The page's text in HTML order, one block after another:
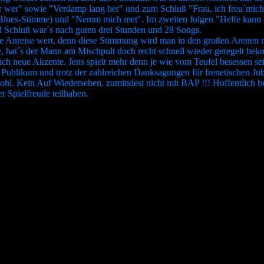
sowie "Verdamp lang her" und zum Schluß "Frau, ich
Stimme) und "Nemm mich met". Im zweiten folgen "Helfe
war´s nach guten drei Stunden und 28 Songs.
wert, denn diese Stimmung wird man in den großen
hat´s der Mann am Mischpult doch recht schnell wieder geregelt
neue Akzente. Jens spielt mehr denn je wie vom Teufel besessen
und trotz der zahlreichen Danksagungen für frenetischen
Kein Auf Wiedersehen, zumindest nicht mit BAP !!! Hoffentlich
Spielfreude teilhaben.